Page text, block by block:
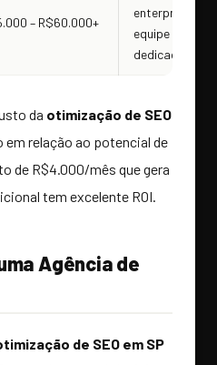
– R$60.000+
enterprise +
equipe
dedicada
da otimização de SEO
em relação ao potencial de
de R$4.000/mês que gera
tem excelente ROI.
Agência de
de SEO em SP